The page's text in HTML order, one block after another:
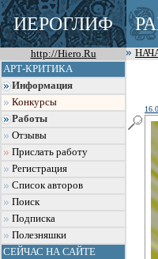
ИЕРОГЛИФ
http://Hiero.Ru
АРТ-КРИТИКА
Информация
Конкурсы
Работы
Отзывы
Прислать работу
Регистрация
Список авторов
Поиск
Подписка
Полезняшки
СЕЙЧАС НА САЙТЕ